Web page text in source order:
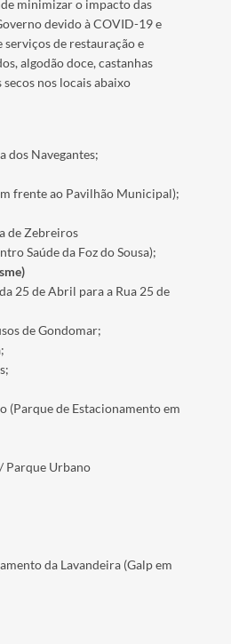
minimizar o impacto das
devido à COVID-19 e
serviços de restauração e
algodão doce, castanhas
secos nos locais abaixo
dos Navegantes;
frente ao Pavilhão Municipal);
de Zebreiros
Saúde da Foz do Sousa);
25 de Abril para a Rua 25 de
de Gondomar;
(Parque de Estacionamento em
Parque Urbano
da Lavandeira (Galp em